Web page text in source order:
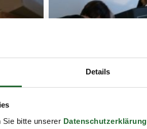
Details
Sie bitte unserer Datenschutzerklärung